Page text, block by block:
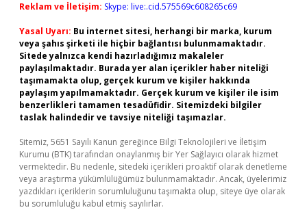
Reklam ve İletişim: Skype: live:.cid.575569c608265c69
Yasal Uyarı: Bu internet sitesi, herhangi bir marka, kurum
veya şahıs şirketi ile hiçbir bağlantısı bulunmamaktadır.
Sitede yalnızca kendi hazırladığımız makaleler
paylaşılmaktadır. Burada yer alan içerikler haber niteliği
taşımamakta olup, gerçek kurum ve kişiler hakkında
paylaşım yapılmamaktadır. Gerçek kurum ve kişiler ile isim
benzerlikleri tamamen tesadüfidir. Sitemizdeki bilgiler
taslak halindedir ve tavsiye niteliği taşımazlar.
Sitemiz, 5651 Sayılı Kanun gereğince Bilgi Teknolojileri ve İletişim
Kurumu (BTK) tarafından onaylanmış bir Yer Sağlayıcı olarak hizmet
vermektedir. Bu nedenle, sitedeki içerikleri proaktif olarak denetleme
veya araştırma yükümlülüğümüz bulunmamaktadır. Ancak, üyelerimiz
yazdıkları içeriklerin sorumluluğunu taşımakta olup, siteye üye olarak
bu sorumluluğu kabul etmiş sayılırlar.